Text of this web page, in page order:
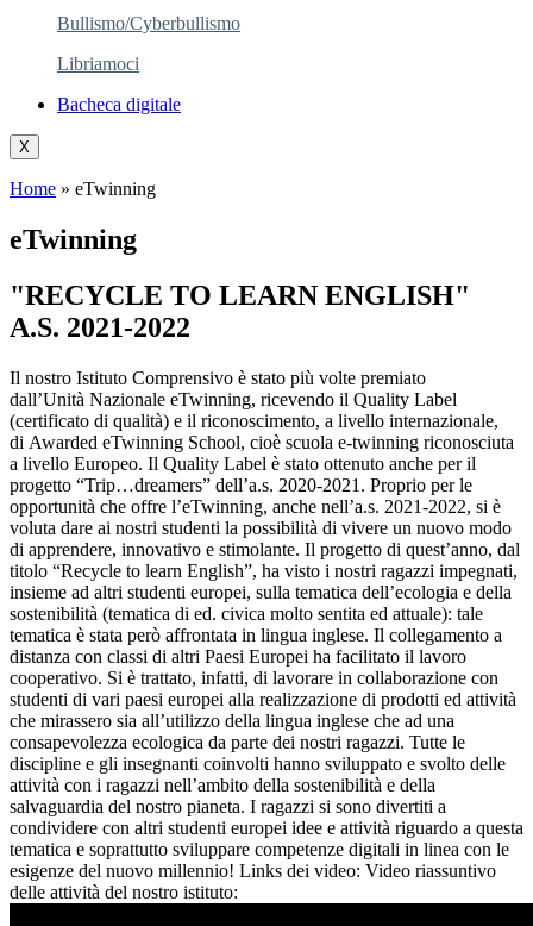
Bullismo/Cyberbullismo
Libriamoci
Bacheca digitale
X
Home » eTwinning
eTwinning
"RECYCLE TO LEARN ENGLISH"
A.S. 2021-2022
Il nostro Istituto Comprensivo è stato più volte premiato
dall’Unità Nazionale eTwinning, ricevendo il Quality Label
(certificato di qualità) e il riconoscimento, a livello internazionale,
di Awarded eTwinning School, cioè scuola e-twinning riconosciuta
a livello Europeo. Il Quality Label è stato ottenuto anche per il
progetto “Trip…dreamers” dell’a.s. 2020-2021. Proprio per le
opportunità che offre l’eTwinning, anche nell’a.s. 2021-2022, si è
voluta dare ai nostri studenti la possibilità di vivere un nuovo modo
di apprendere, innovativo e stimolante. Il progetto di quest’anno, dal
titolo “Recycle to learn English”, ha visto i nostri ragazzi impegnati,
insieme ad altri studenti europei, sulla tematica dell’ecologia e della
sostenibilità (tematica di ed. civica molto sentita ed attuale): tale
tematica è stata però affrontata in lingua inglese. Il collegamento a
distanza con classi di altri Paesi Europei ha facilitato il lavoro
cooperativo. Si è trattato, infatti, di lavorare in collaborazione con
studenti di vari paesi europei alla realizzazione di prodotti ed attività
che mirassero sia all’utilizzo della lingua inglese che ad una
consapevolezza ecologica da parte dei nostri ragazzi. Tutte le
discipline e gli insegnanti coinvolti hanno sviluppato e svolto delle
attività con i ragazzi nell’ambito della sostenibilità e della
salvaguardia del nostro pianeta. I ragazzi si sono divertiti a
condividere con altri studenti europei idee e attività riguardo a questa
tematica e soprattutto sviluppare competenze digitali in linea con le
esigenze del nuovo millennio! Links dei video: Video riassuntivo
delle attività del nostro istituto: